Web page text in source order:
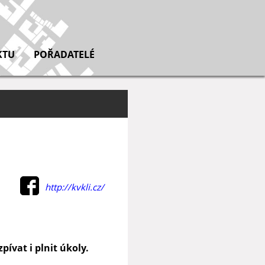
POŘADATELÉ
http://kvkli.cz/
i plnit úkoly.